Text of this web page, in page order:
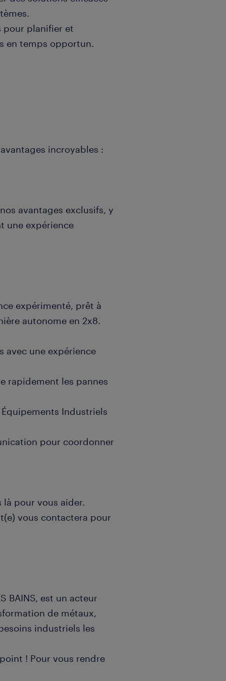
pour planifier et
en temps opportun.
incroyables :
avantages exclusifs, y
une expérience
expérimenté, prêt à
autonome en 2x8.
avec une expérience
rapidement les pannes
Industriels
pour coordonner
là pour vous aider.
vous contactera pour
BAINS, est un acteur
de métaux,
industriels les
! Pour vous rendre